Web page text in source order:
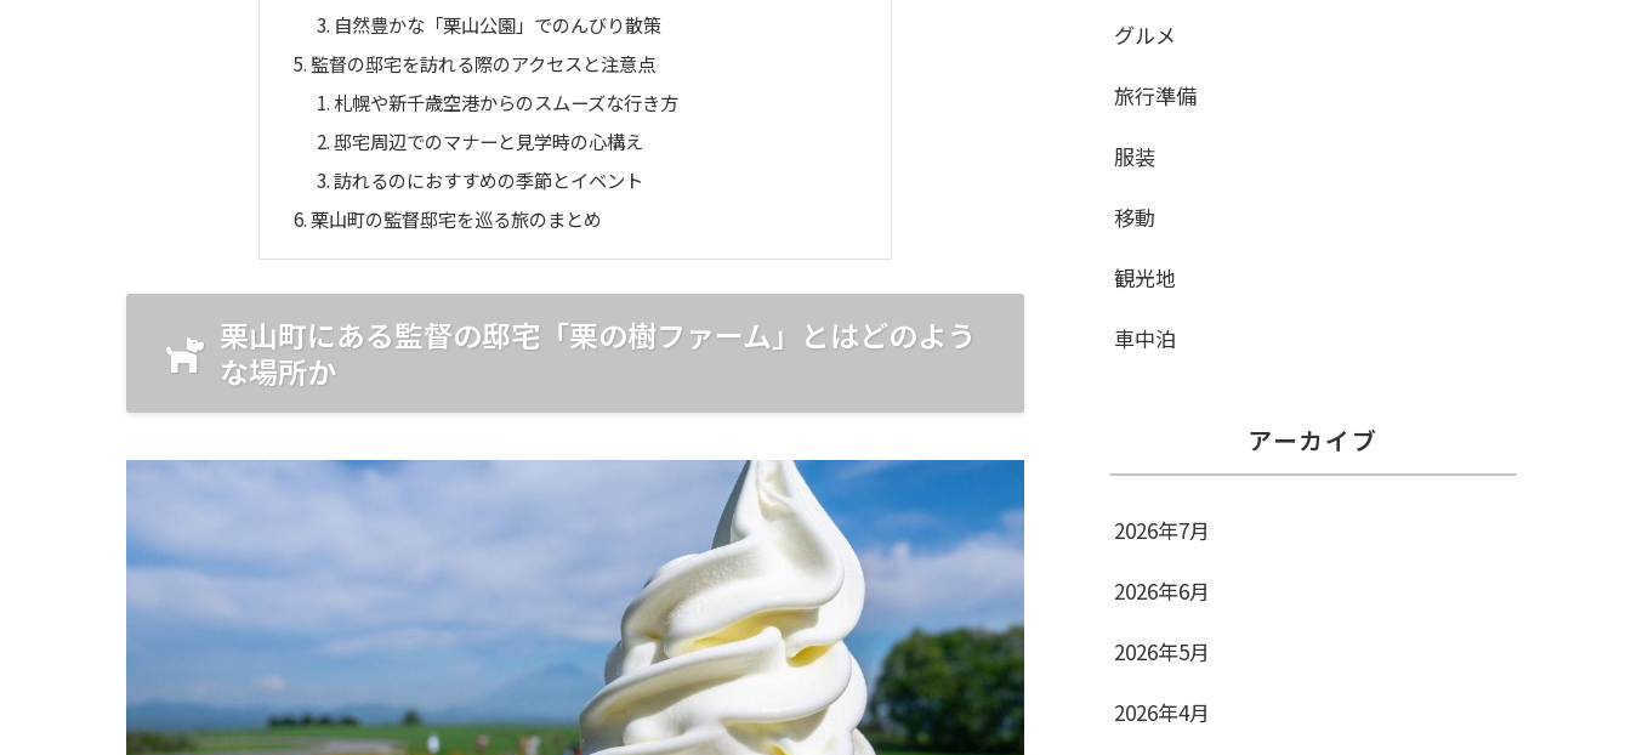
自然豊かな「栗山公園」でのんびり散策
監督の邸宅を訪れる際のアクセスと注意点
札幌や新千歳空港からのスムーズな行き方
邸宅周辺でのマナーと見学時の心構え
訪れるのにおすすめの季節とイベント
栗山町の監督邸宅を巡る旅のまとめ
栗山町にある監督の邸宅「栗の樹ファーム」とはどのよう
な場所か
グルメ
旅行準備
服装
移動
観光地
車中泊
アーカイブ
2026年7月
2026年6月
2026年5月
2026年4月